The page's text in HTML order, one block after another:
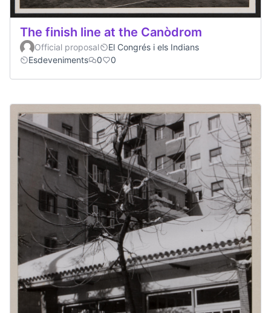
The finish line at the Canòdrom
Official proposal
El Congrés i els Indians
Esdeveniments
0 0